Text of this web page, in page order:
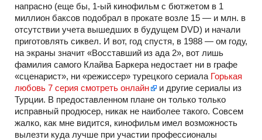
напрасно (еще бы, 1-ый кинофильм с бютжетом в 1
миллион баксов подобрал в прокате возле 15 — и млн. в
отсутствии учета вышедших в будущем DVD) и начали
приготовлять сиквел. И вот, год спустя, в 1988 — ом году,
на экраны значит «Восставший из ада 2», вот лишь
фамилия самого Клайва Баркера недостает ни в графе
«сценарист», ни «режиссер» турецкого сериала Горькая
любовь 7 серия смотреть онлайн
и другие сериалы из
Турции. В предоставленном плане он только только
исправный продюсер, никак не наиболее такого. Совсем
жалко, как мне видится, кинофильм имел возможность
вылезти куда лучше при участии профессионалы